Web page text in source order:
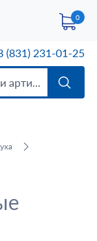
0
(831) 231-01-25